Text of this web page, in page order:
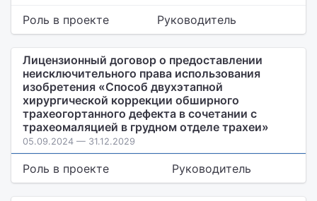
Роль в проекте Руководитель
Лицензионный договор о предоставлении
неисключительного права использования
изобретения «Способ двухэтапной
хирургической коррекции обширного
трахеогортанного дефекта в сочетании с
трахеомаляцией в грудном отделе трахеи»
05.09.2024 — 31.12.2029
Роль в проекте Руководитель